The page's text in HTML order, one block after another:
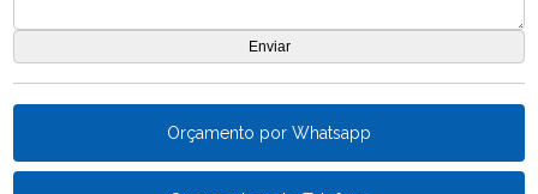
Orçamento por Whatsapp